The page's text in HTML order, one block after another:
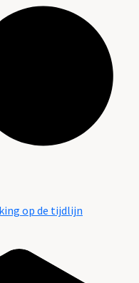
op de tijdlijn